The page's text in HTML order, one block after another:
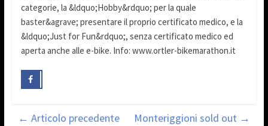
categorie, la &ldquo;Hobby&rdquo; per la quale
baster&agrave; presentare il proprio certificato medico, e la
&ldquo;Just for Fun&rdquo;, senza certificato medico ed
aperta anche alle e-bike. Info: www.ortler-bikemarathon.it
← Articolo precedente Monteriggioni sold out →